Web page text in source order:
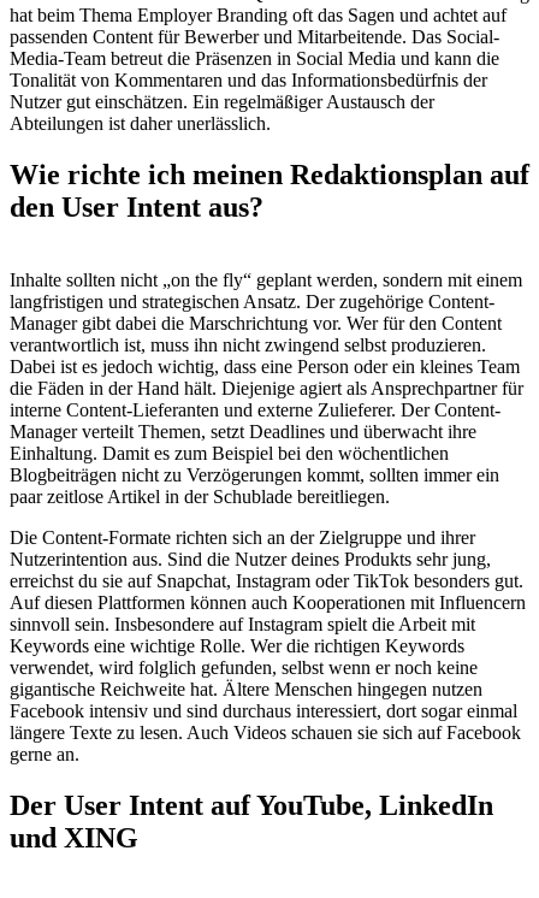
hat beim Thema Employer Branding oft das Sagen und achtet auf
passenden Content für Bewerber und Mitarbeitende. Das Social-
Media-Team betreut die Präsenzen in Social Media und kann die
Tonalität von Kommentaren und das Informationsbedürfnis der
Nutzer gut einschätzen. Ein regelmäßiger Austausch der
Abteilungen ist daher unerlässlich.
Wie richte ich meinen Redaktionsplan auf
den User Intent aus?
Inhalte sollten nicht „on the fly“ geplant werden, sondern mit einem
langfristigen und strategischen Ansatz. Der zugehörige Content-
Manager gibt dabei die Marschrichtung vor. Wer für den Content
verantwortlich ist, muss ihn nicht zwingend selbst produzieren.
Dabei ist es jedoch wichtig, dass eine Person oder ein kleines Team
die Fäden in der Hand hält. Diejenige agiert als Ansprechpartner für
interne Content-Lieferanten und externe Zulieferer. Der Content-
Manager verteilt Themen, setzt Deadlines und überwacht ihre
Einhaltung. Damit es zum Beispiel bei den wöchentlichen
Blogbeiträgen nicht zu Verzögerungen kommt, sollten immer ein
paar zeitlose Artikel in der Schublade bereitliegen.
Die Content-Formate richten sich an der Zielgruppe und ihrer
Nutzerintention aus. Sind die Nutzer deines Produkts sehr jung,
erreichst du sie auf Snapchat, Instagram oder TikTok besonders gut.
Auf diesen Plattformen können auch Kooperationen mit Influencern
sinnvoll sein. Insbesondere auf Instagram spielt die Arbeit mit
Keywords eine wichtige Rolle. Wer die richtigen Keywords
verwendet, wird folglich gefunden, selbst wenn er noch keine
gigantische Reichweite hat. Ältere Menschen hingegen nutzen
Facebook intensiv und sind durchaus interessiert, dort sogar einmal
längere Texte zu lesen. Auch Videos schauen sie sich auf Facebook
gerne an.
Der User Intent auf YouTube, LinkedIn
und XING